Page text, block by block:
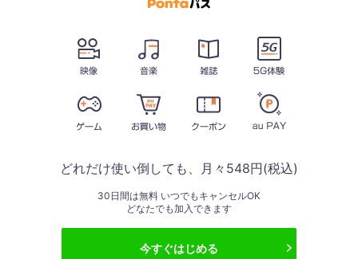
どれだけ使い倒しても、月々548円(税込)
30日間は無料 いつでもキャンセルOK
どなたでも加入できます
今すぐはじめる